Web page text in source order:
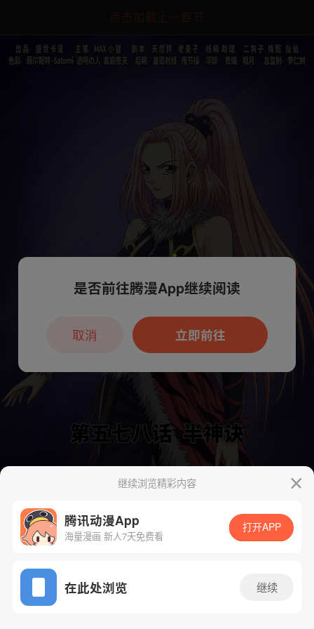
点击加载上一章节
App免费看
下一话 腾漫App免费看
继续浏览精彩内容
腾讯动漫App
海量漫画 新人7天免费看
打开APP
在此处浏览 继续
本章节仅支持App阅读，可打开App新用
户7天免费看
是否前往腾漫App继续阅读
立即前往
取消